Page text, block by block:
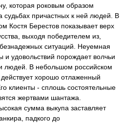
которая роковым образом
судьбах причастных к ней людей. В
Костя Берестов показывает верх
выходя победителем из,
ситуаций. Неуемная
и удовольствий порождает волчьи
людей. В небольшом российском
действует хорошо отлаженный
клиенты - сплошь состоятельные
жертвами шантажа.
сумма выкупа заставляет
падкого до